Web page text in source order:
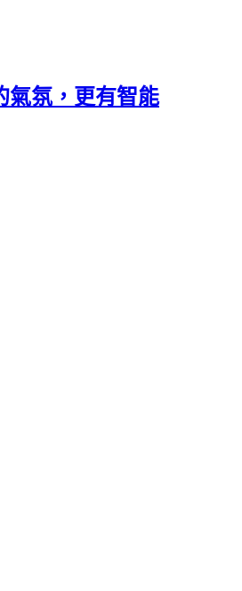
氣氛，更有智能